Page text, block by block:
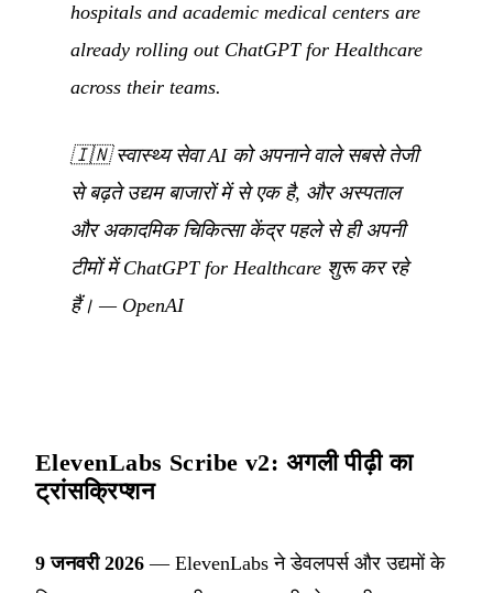
hospitals and academic medical centers are
already rolling out ChatGPT for Healthcare
across their teams.
🇮🇳स्वास्थ्य सेवा AI को अपनाने वाले सबसे तेजी
से बढ़ते उद्यम बाजारों में से एक है, और अस्पताल
और अकादमिक चिकित्सा केंद्र पहले से ही अपनी
टीमों में ChatGPT for Healthcare शुरू कर रहे
हैं। — OpenAI
ElevenLabs Scribe v2: अगली पीढ़ी का
ट्रांसक्रिप्शन
9 जनवरी 2026 — ElevenLabs ने डेवलपर्स और उद्यमों के